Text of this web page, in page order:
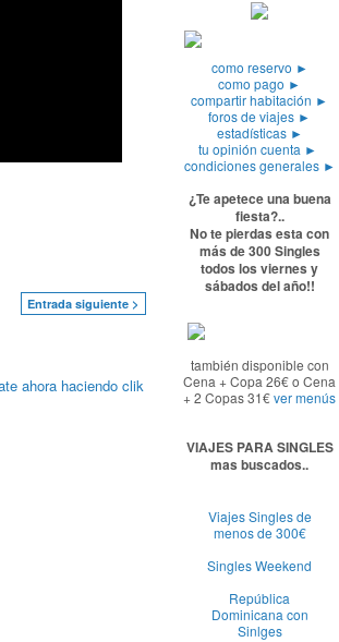
Entrada siguiente >
ahora haciendo clik
como reservo ►
como pago ►
compartir habitación ►
foros de viajes ►
estadísticas ►
tu opinión cuenta ►
condiciones generales ►
¿Te apetece una buena
fiesta?..
No te pierdas esta con
más de 300 Singles
todos los viernes y
sábados del año!!
también disponible con
Cena + Copa 26€ o Cena
+ 2 Copas 31€ver menús
VIAJES PARA SINGLES
mas buscados..
Viajes Singles de
menos de 300€
Singles Weekend
República
Dominicana con
Sinlges